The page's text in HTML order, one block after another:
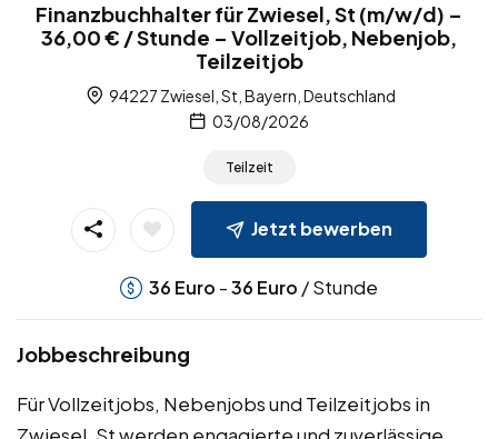
Finanzbuchhalter für Zwiesel, St (m/w/d) –
36,00 € / Stunde – Vollzeitjob, Nebenjob,
Teilzeitjob
94227 Zwiesel, St, Bayern, Deutschland
03/08/2026
Teilzeit
Jetzt bewerben
36 Euro -36 Euro / Stunde
Jobbeschreibung
Für Vollzeitjobs, Nebenjobs und Teilzeitjobs in